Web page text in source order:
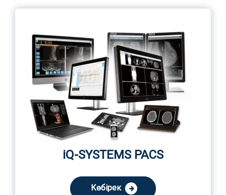
iQ-SYSTEMS PACS
Көбірек